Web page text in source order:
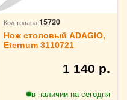
Код товара:15720
Нож столовый ADAGIO,
Eternum 3110721
1 140 р.
в наличии на сегодня